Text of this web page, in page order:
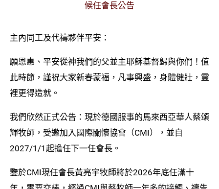
候任會長公告
主內同工及代禱夥伴平安：
願恩惠、平安從神我們的父並主耶穌基督歸與你們！值
此時節，謹祝大家新春蒙福，凡事興盛，身體健壯，靈
裡更得造就。
我們欣然正式公告：現於德國服事的馬來西亞華人蔡頌
輝牧師，受邀加入國際關懷協會（CMI），並自
2027/1/1起擔任下一任會長。
鑒於CMI現任會長黃亮宇牧師將於2026年底任滿十